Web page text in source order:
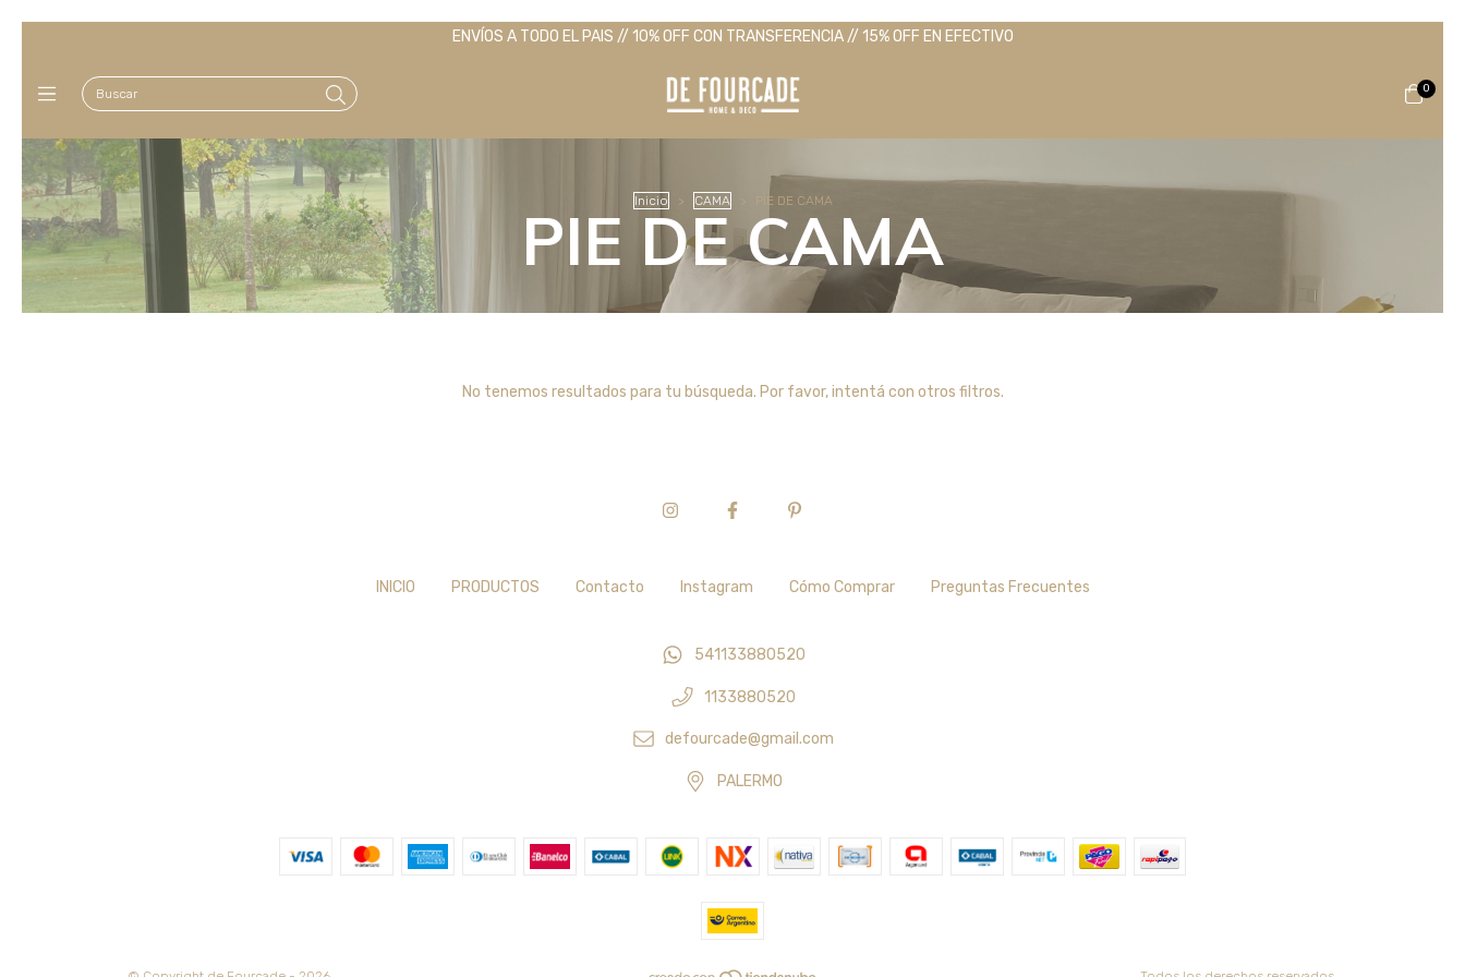
ENVÍOS A TODO EL PAIS // 10% OFF CON TRANSFERENCIA // 15% OFF EN EFECTIVO
0
Inicio > CAMA PIE DE CAMA
PIE DE CAMA
No tenemos resultados para tu búsqueda. Por favor, intentá con otros filtros.
INICIO PRODUCTOS Contacto Instagram Cómo Comprar Preguntas Frecuentes
541133880520
1133880520
defourcade@gmail.com
PALERMO